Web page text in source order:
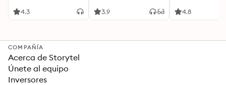
Ideas Revolucionarias
4.3 3.9 4.8
COMPAÑÍA
Acerca de Storytel
Únete al equipo
Inversores